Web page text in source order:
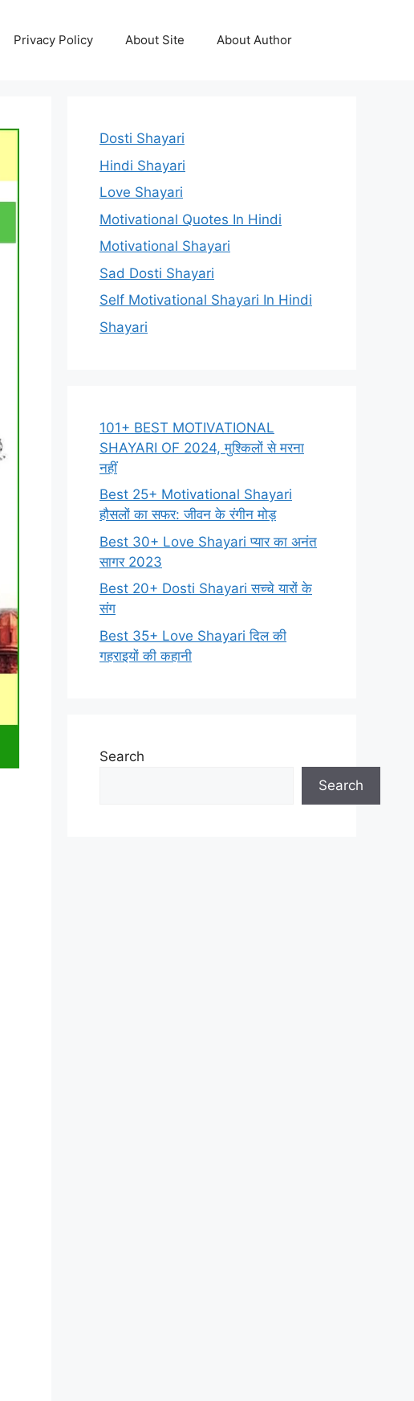
Privacy Policy About Site About Author
Dosti Shayari
Hindi Shayari
Love Shayari
Motivational Quotes In Hindi
Motivational Shayari
Sad Dosti Shayari
Self Motivational Shayari In Hindi
Shayari
101+ BEST MOTIVATIONAL
SHAYARI OF 2024, मुश्किलों से मरना
नहीं
Best 25+ Motivational Shayari
हौसलों का सफर: जीवन के रंगीन मोड़
Best 30+ Love Shayari प्यार का अनंत
सागर 2023
Best 20+ Dosti Shayari सच्चे यारों के
संग
Best 35+ Love Shayari दिल की
गहराइयों की कहानी
Search
Search